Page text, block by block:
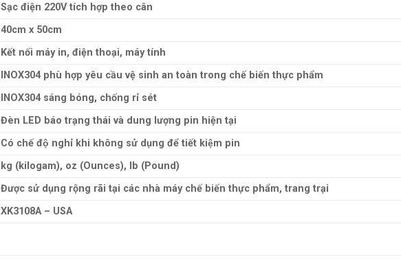
Sạc điện 220V tích hợp theo cân
40cm x 50cm
Kết nối máy in, điện thoại, máy tính
INOX304 phù hợp yêu cầu vệ sinh an toàn trong chế biến thực phẩm
INOX304 sáng bóng, chống rỉ sét
Đèn LED báo trạng thái và dung lượng pin hiện tại
Có chế độ nghỉ khi không sử dụng để tiết kiệm pin
kg (kilogam), oz (Ounces), lb (Pound)
Được sử dụng rộng rãi tại các nhà máy chế biến thực phẩm, trang trại
XK3108A – USA